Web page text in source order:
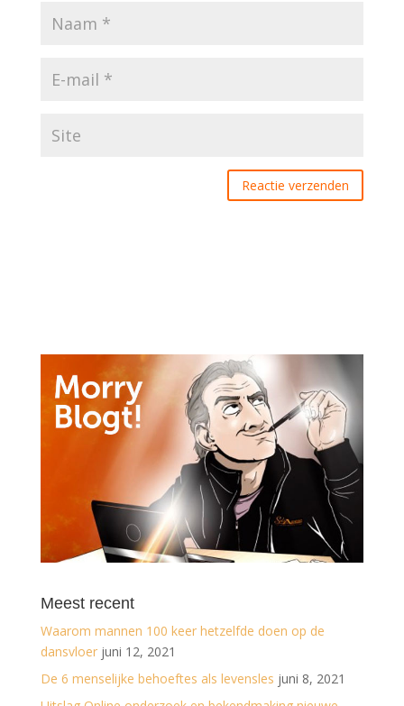
Meest recent
Waarom mannen 100 keer hetzelfde doen op de
dansvloer juni 12, 2021
De 6 menselijke behoeftes als levensles juni 8, 2021